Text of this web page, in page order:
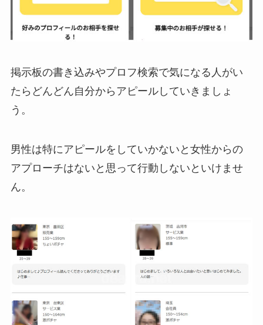
掲示板の書き込みやプロフ検索で気になる人がい
たらどんどん自分からアピールしていきましょ
う。
男性は特にアピールをしていかないと女性からの
アプローチはないと思って行動しないといけませ
ん。